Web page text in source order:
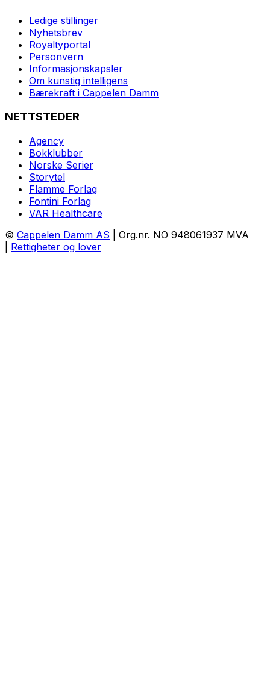
Ledige stillinger
Nyhetsbrev
Royaltyportal
Personvern
Informasjonskapsler
Om kunstig intelligens
Bærekraft i Cappelen Damm
NETTSTEDER
Agency
Bokklubber
Norske Serier
Storytel
Flamme Forlag
Fontini Forlag
VAR Healthcare
© Cappelen Damm AS | Org.nr. NO 948061937 MVA
Rettigheter og lover